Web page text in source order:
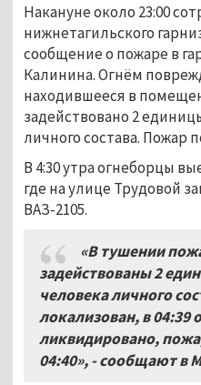
Накануне около 23:00
нижнетагильского
сообщение о пожаре в
Калинина. Огнём
находившееся в
задействовано 2
личного состава. Пожар
В 4:30 утра огнеборцы
где на улице Трудовой
ВАЗ-2105.
«В тушении
задействованы 2
человека личного
локализован, в 04:39
ликвидировано,
04:40», - сообщают в